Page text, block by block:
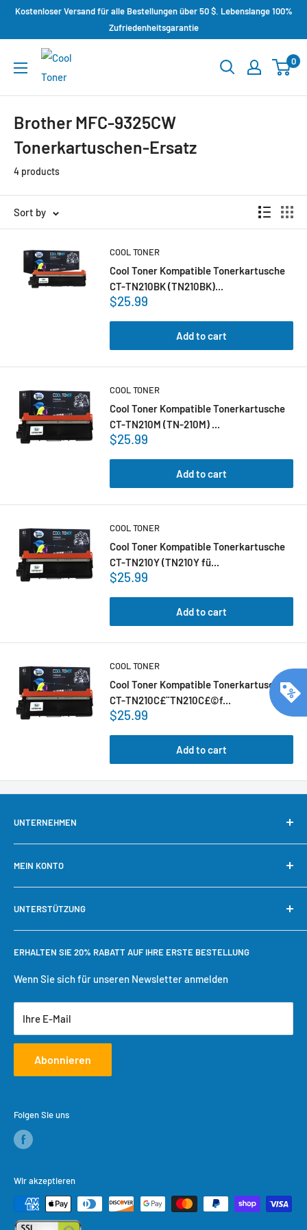
Kostenloser Versand für alle Bestellungen über 50 $. Lebenslange 100%
Zufriedenheitsgarantie
0
Brother MFC-9325CW
Tonerkartuschen-Ersatz
4 products
Sort by
COOL TONER
Cool Toner Kompatible Tonerkartusche
CT-TN210BK (TN210BK)...
$25.99
Add to cart
COOL TONER
Cool Toner Kompatible Tonerkartusche
CT-TN210M (TN-210M) ...
$25.99
Add to cart
COOL TONER
Cool Toner Kompatible Tonerkartusche
CT-TN210Y (TN210Y fü...
$25.99
Add to cart
COOL TONER
Cool Toner Kompatible Tonerkartusche
CT-TN210C£¨TN210C£©f...
$25.99
Add to cart
UNTERNEHMEN
Über uns
Kontaktieren Sie uns
Unsere Garantie
Warum bei Cool Toner kaufen?
MEIN KONTO
Mein Konto
Schnelle Nachbestellung
Bestellung verfolgen
Einkaufswagen
Benutzerkonto erstellen
UNTERSTÜTZUNG
Benötigen Sie Hilfe?
Versandbedingungen
Rückgaberecht
Servicebedingungen
ERHALTEN SIE 20% RABATT AUF IHRE ERSTE BESTELLUNG
Wenn Sie sich für unseren Newsletter anmelden
Ihre E-Mail
Abonnieren
Folgen Sie uns
Wir akzeptieren